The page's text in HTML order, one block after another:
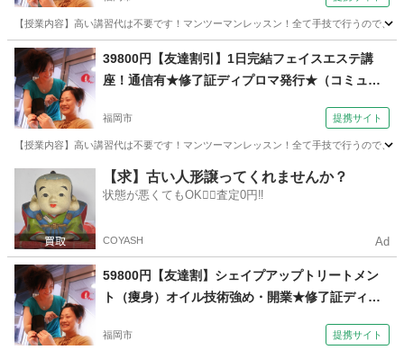
【授業内容】高い講習代は不要です！マンツーマンレッスン！全て手技で行うので
福岡 福岡市 エステ
39800円【友達割引】1日完結フェイスエステ講
座！通信有★修了証ディプロマ発行★（コミュニ
福岡市 提携サイト
【授業内容】高い講習代は不要です！マンツーマンレッスン！全て手技で行うので
福岡市 エステ
【求】古い人形譲ってくれませんか？
状態が悪くてもOK🙆‍♀️査定0円‼️
COYASH Ad
59800円【友達割】シェイプアップトリートメン
ト（痩身）オイル技術強め・開業★修了証ディプ
校）
福岡市 提携サイト